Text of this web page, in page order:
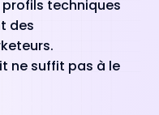
techniques
des
ne suffit pas à le